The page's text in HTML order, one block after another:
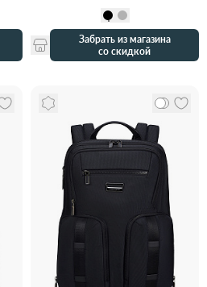
Забрать из магазина
со скидкой